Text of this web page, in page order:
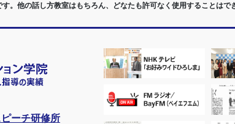
。他の話し方教室はもちろん、どなたも許可なく使用することはで
ーチ研修所